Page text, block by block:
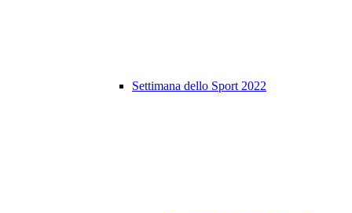
Settimana dello Sport 2022